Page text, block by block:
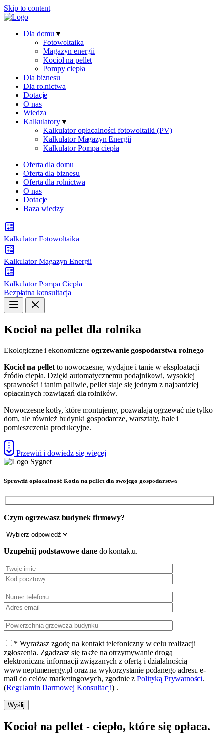
Skip to content
Dla domu ▼
Fotowoltaika
Magazyn energii
Kocioł na pellet
Pompy ciepła
Dla biznesu
Dla rolnictwa
Dotacje
O nas
Wiedza
Kalkulatory▼
Kalkulator opłacalności fotowoltaiki (PV)
Kalkulator Magazyn Energii
Kalkulator Pompa ciepła
Oferta dla domu
Oferta dla biznesu
Oferta dla rolnictwa
O nas
Dotacje
Baza wiedzy
Kalkulator Fotowoltaika
Kalkulator Magazyn Energii
Kalkulator Pompa Ciepła
Bezpłatna konsultacja
Kocioł na pellet dla rolnika
Ekologiczne i ekonomiczne ogrzewanie gospodarstwa rolnego
Kocioł na pellet to nowoczesne, wydajne i tanie w eksploatacji
źródło ciepła. Dzięki automatycznemu podajnikowi, wysokiej
sprawności i tanim paliwie, pellet staje się jednym z najbardziej
opłacalnych rozwiązań dla rolników.
Nowoczesne kotły, które montujemy, pozwalają ogrzewać nie tylko
dom, ale również budynki gospodarcze, warsztaty, hale i
pomieszczenia produkcyjne.
Przewiń i dowiedz się więcej
Sprawdź opłacalność Kotła na pellet dla swojego gospodarstwa
Czym ogrzewasz budynek firmowy?
Uzupełnij podstawowe dane do kontaktu.
* Wyrażasz zgodę na kontakt telefoniczny w celu realizacji
zgłoszenia. Zgadzasz się także na otrzymywanie drogą
elektroniczną informacji związanych z ofertą i działalnością
www.neptunenergy.pl oraz na wykorzystanie podanego adresu e-
mail do celów marketingowych, zgodnie z Polityką Prywatności.
(Regulamin Darmowej Konsultacji) .
Wyślij
Kocioł na pellet - ciepło, które się opłaca.